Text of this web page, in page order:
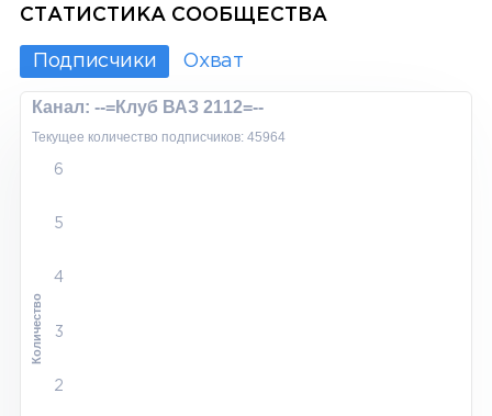
СТАТИСТИКА СООБЩЕСТВА
Подписчики Охват
Канал: --=Клуб ВАЗ 2112=--
Текущее количество подписчиков: 45964
6
5
4
3
2
Количество